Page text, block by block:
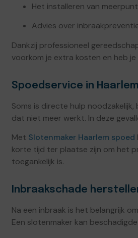
Het installeren van
Advies over
Dankzij professioneel
voorkom je extra kosten en heb
Spoedservice in Haarlem
Soms is directe hulp
dat niet meer werkt. In deze
Met Slotenmaker Haarlem spoed
korte tijd ter plaatse zijn om het
toegankelijk is.
Inbraakschade
Na een inbraak is het belangrijk
Een slotenmaker kan